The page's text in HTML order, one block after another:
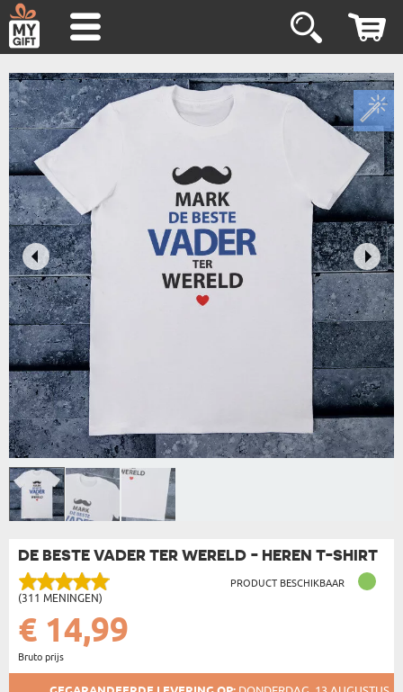
DE BESTE VADER TER WERELD - HEREN T-SHIRT
(311 MENINGEN)
PRODUCT BESCHIKBAAR
€ 14,99
Bruto prijs